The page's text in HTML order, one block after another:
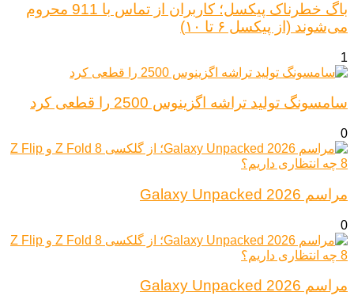
باگ خطرناک پیکسل؛ کاربران از تماس با 911 محروم
می‌شوند (از پیکسل ۶ تا ۱۰)
1
سامسونگ تولید تراشه اگزینوس 2500 را قطعی کرد
0
مراسم Galaxy Unpacked 2026
0
مراسم Galaxy Unpacked 2026